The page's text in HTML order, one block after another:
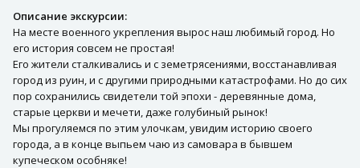
Описание экскурсии:
На месте военного укрепления вырос наш любимый город. Но
его история совсем не простая!
Его жители сталкивались и с земетрясениями, восстанавливая
город из руин, и с другими природными катастрофами. Но до сих
пор сохранились свидетели той эпохи - деревянные дома,
старые церкви и мечети, даже голубиный рынок!
Мы прогуляемся по этим улочкам, увидим историю своего
города, а в конце выпьем чаю из самовара в бывшем
купеческом особняке!